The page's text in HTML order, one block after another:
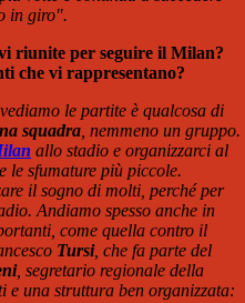
in giro".
riunite per seguire il Milan?
che vi rappresentano?
le partite è qualcosa di
squadra , nemmeno un gruppo.
allo stadio e organizzarci al
le sfumature più piccole.
il sogno di molti, perché per
Andiamo spesso anche in
come quella contro il
Tursi, che fa parte del
, segretario regionale della
e una struttura ben organizzata: